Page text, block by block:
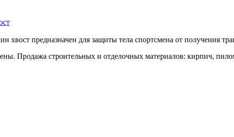
хвост предназначен для защиты тела спортсмена от получения
Продажа строительных и отделочных материалов: кирпич,